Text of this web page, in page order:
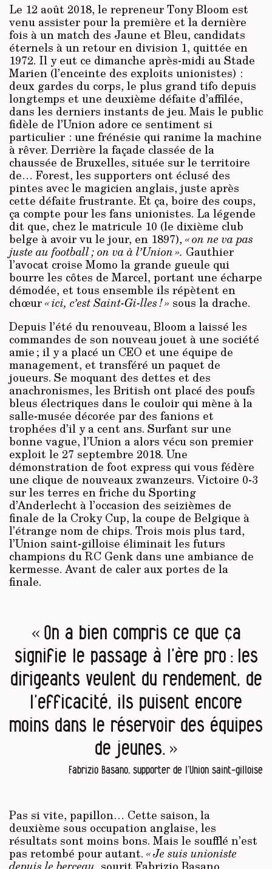
Le 12 août 2018, le repreneur Tony Bloom est
venu assister pour la première et la dernière
fois à un match des Jaune et Bleu, candidats
éternels à un retour en division 1, quittée en
1972. Il y eut ce dimanche après-midi au Stade
Marien (l’enceinte des exploits unionistes) :
deux gardes du corps, le plus grand tifo depuis
longtemps et une deuxième défaite d’affilée,
dans les derniers instants de jeu. Mais le public
fidèle de l’Union adore ce sentiment si
particulier : une frénésie qui ranime la machine
à rêver. Derrière la façade classée de la
chaussée de Bruxelles, située sur le territoire
de… Forest, les supporters ont éclusé des
pintes avec le magicien anglais, juste après
cette défaite frustrante. Et ça, boire des coups,
ça compte pour les fans unionistes. La légende
dit que, chez le matricule 10 (le dixième club
belge à avoir vu le jour, en 1897), « on ne va pas
juste au football ; on va à l’Union ». Gauthier
l’avocat croise Momo la grande gueule qui
bourre les côtes de Marcel, portant une écharpe
démodée, et tous ensemble ils répètent en
chœur« ici, c’est Saint-Gi-lles ! » sous la drache.
Depuis l’été du renouveau, Bloom a laissé les
commandes de son nouveau jouet à une société
amie ; il y a placé un CEO et une équipe de
management, et transféré un paquet de
joueurs. Se moquant des dettes et des
anachronismes, les British ont placé des poufs
bleus électriques dans le couloir qui mène à la
salle-musée décorée par des fanions et
trophées d’il y a cent ans. Surfant sur une
bonne vague, l’Union a alors vécu son premier
exploit le 27 septembre 2018. Une
démonstration de foot express qui vous fédère
une clique de nouveaux zwanzeurs. Victoire 0-3
sur les terres en friche du Sporting
d’Anderlecht à l’occasion des seizièmes de
finale de la Croky Cup, la coupe de Belgique à
l’étrange nom de chips. Trois mois plus tard,
l’Union saint-gilloise éliminait les futurs
champions du RC Genk dans une ambiance de
kermesse. Avant de caler aux portes de la
finale.
« On a bien compris ce que ça
signifie le passage à l’ère pro : les
dirigeants veulent du rendement, de
l’efficacité, ils puisent encore
moins dans le réservoir des équipes
de jeunes. »
Fabrizio Basano, supporter de l’Union saint-gilloise
Pas si vite, papillon… Cette saison, la
deuxième sous occupation anglaise, les
résultats sont moins bons. Mais le soufflé n’est
pas retombé pour autant. « Je suis unioniste